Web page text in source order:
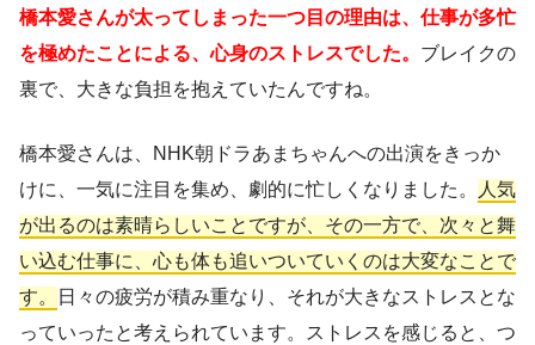
橋本愛さんが太ってしまった一つ目の理由は、仕事が多忙
を極めたことによる、心身のストレスでした。 ブレイクの
裏で、大きな負担を抱えていたんですね。
橋本愛さんは、NHK朝ドラあまちゃんへの出演をきっか
けに、一気に注目を集め、劇的に忙しくなりました。
人気
が出るのは素晴らしいことですが、その一方で、次々と舞
い込む仕事に、心も体も追いついていくのは大変なことで
す。
日々の疲労が積み重なり、それが大きなストレスとな
っていったと考えられています。ストレスを感じると、つ